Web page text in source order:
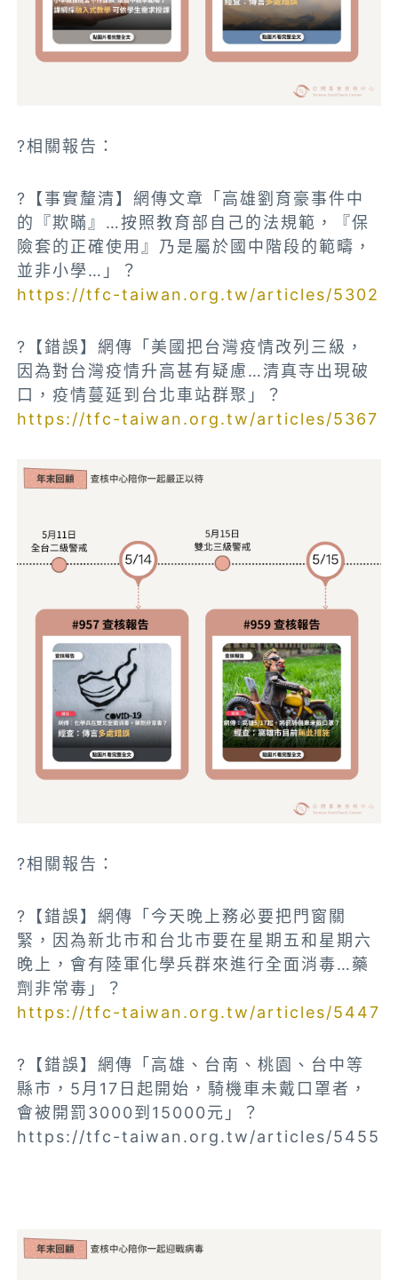
?相關報告：
?【事實釐清】網傳文章「高雄劉育豪事件中
的『欺瞞』…按照教育部自己的法規範，『保
險套的正確使用』乃是屬於國中階段的範疇，
並非小學…」？
https://tfc-taiwan.org.tw/articles/5302
?【錯誤】網傳「美國把台灣疫情改列三級，
因為對台灣疫情升高甚有疑慮…清真寺出現破
口，疫情蔓延到台北車站群聚」？
https://tfc-taiwan.org.tw/articles/5367
?相關報告：
?【錯誤】網傳「今天晚上務必要把門窗關
緊，因為新北市和台北市要在星期五和星期六
晚上，會有陸軍化學兵群來進行全面消毒…藥
劑非常毒」？
https://tfc-taiwan.org.tw/articles/5447
?【錯誤】網傳「高雄、台南、桃園、台中等
縣市，5月17日起開始，騎機車未戴口罩者，
會被開罰3000到15000元」？
https://tfc-taiwan.org.tw/articles/5455